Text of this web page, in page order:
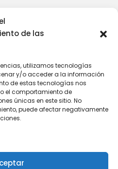
de las
utilizamos tecnologías
y/o acceder a la información
de estas tecnologías nos
el comportamiento de
únicas en este sitio. No
puede afectar negativamente